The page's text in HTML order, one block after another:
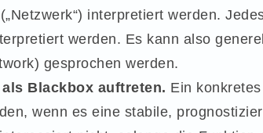
interpretiert werden.
werden. Es kann also
gesprochen werden.
Blackbox auftreten. Ein
wenn es eine stabile,